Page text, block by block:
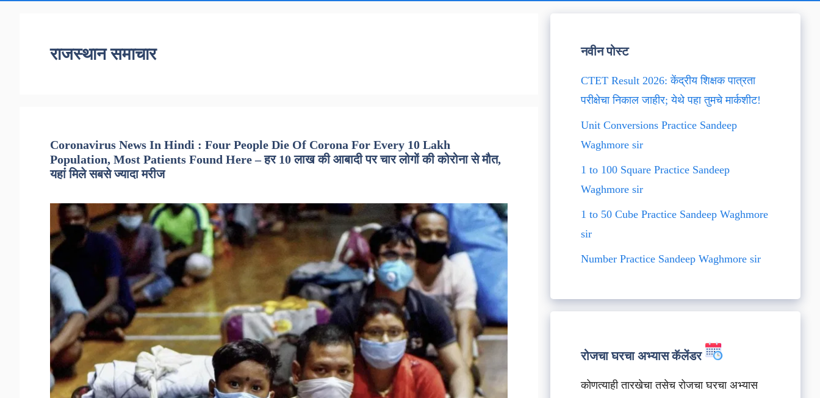
राजस्थान समाचार
Coronavirus News In Hindi : Four People Die Of Corona For Every 10 Lakh
Population, Most Patients Found Here – हर 10 लाख की आबादी पर चार लोगों की कोरोना से मौत,
यहां मिले सबसे ज्यादा मरीज
नवीन पोस्ट
CTET Result 2026: केंद्रीय शिक्षक पात्रता
परीक्षेचा निकाल जाहीर; येथे पहा तुमचे मार्कशीट!
Unit Conversions Practice Sandeep
Waghmore sir
1 to 100 Square Practice Sandeep
Waghmore sir
1 to 50 Cube Practice Sandeep Waghmore
sir
Number Practice Sandeep Waghmore sir
रोजचा घरचा अभ्यास कॅलेंडर
कोणत्याही तारखेचा तसेच रोजचा घरचा अभ्यास